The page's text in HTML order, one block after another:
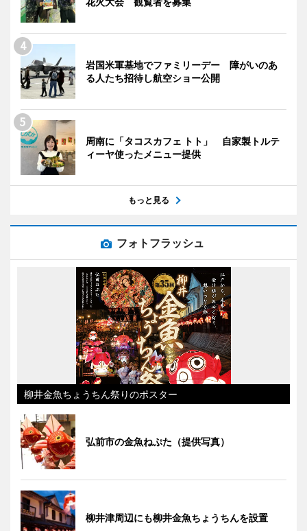
岩国米軍基地でファミリーデー 障がいのあ
る人たち招待し航空ショー公開
周南に「タコスカフェ トト」 自家製トルテ
ィーヤ使ったメニュー提供
もっと見る
フォトフラッシュ
柳井金魚ちょうちん祭りのポスター
弘前市の金魚ねぷた（提供写真）
柳井津周辺にも柳井金魚ちょうちんを設置